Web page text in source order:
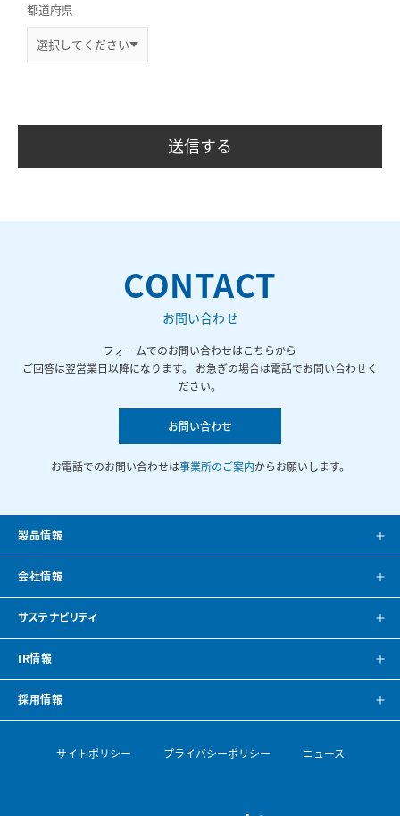
都道府県
CONTACT
お問い合わせ
フォームでのお問い合わせはこちらから
ご回答は翌営業日以降になります。 お急ぎの場合は電話でお問い合わせく
ださい。
お問い合わせ
お電話でのお問い合わせは事業所のご案内からお願いします。
製品情報
製品案内
システム提案
CAD・BIMデータ
空調ナビゲーション
導入事例
会社情報
会社案内
会社概要
見学のご案内
空調機開発の歴史
サステナビリティ
方針・トップメッセージ
環境
IR情報
IRニュース
採用情報
サイトポリシー プライバシーポリシー ニュース